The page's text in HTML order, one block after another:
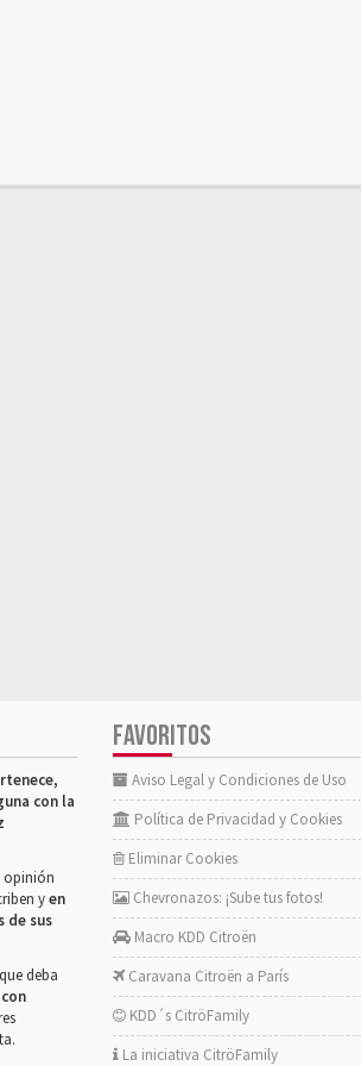
con la
opinión
yen
de sus
deba
FAVORITOS
Aviso Legal y Condiciones de Uso
Política de Privacidad y Cookies
Eliminar Cookies
Chevronazos: ¡Sube tus fotos!
Macro KDD Citroën
Caravana Citroën a París
KDD´s CitröFamily
La iniciativa CitröFamily